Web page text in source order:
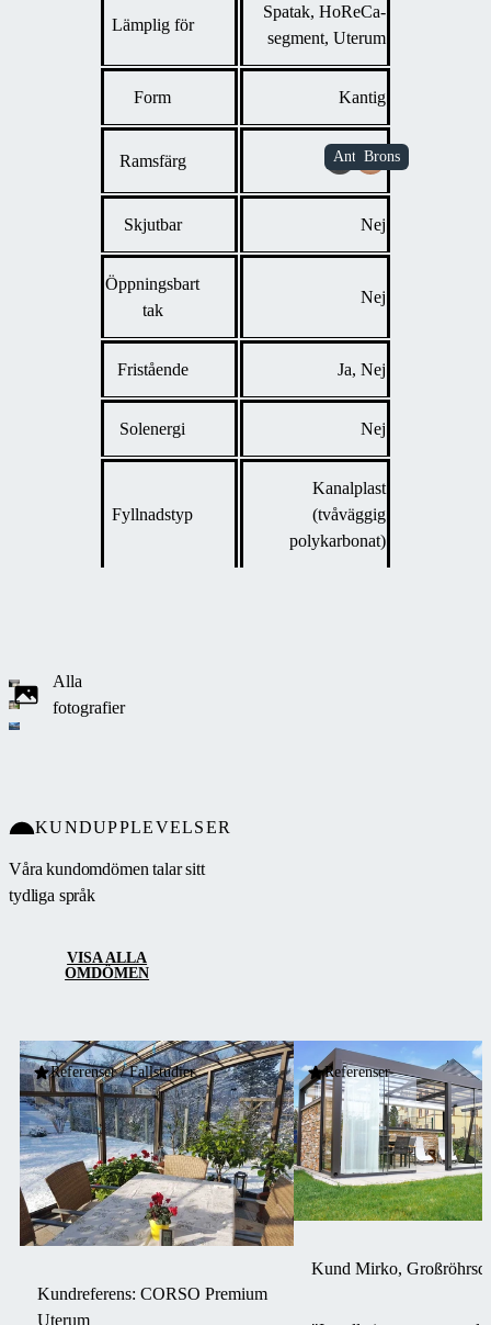
Lämplig för
Spatak, HoReCa-
segment, Uterum
Form Kantig
Ramsfärg
Skjutbar Nej
Öppningsbart
tak
Nej
Fristående Ja, Nej
Solenergi Nej
Fyllnadstyp
Kanalplast
(tvåväggig
polykarbonat)
Alla
fotografier
KUNDUPPLEVELSER
Våra kundomdömen talar sitt
tydliga språk
VISA ALLA
OMDÖMEN
Referenser / Fallstudier
Kundreferens: CORSO Premium
Uterum
Referenser
Kund Mirko,